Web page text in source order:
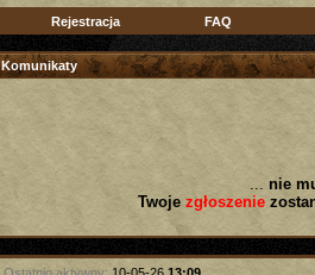
Rejestracja FAQ
Komunikaty
... nie
Twoje zgłoszenie